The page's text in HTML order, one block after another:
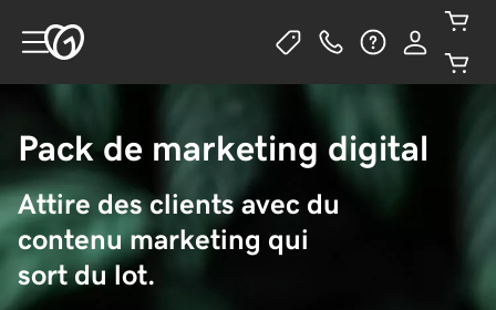
Pack de marketing digital
Attire des clients avec du
contenu marketing qui
sort du lot.